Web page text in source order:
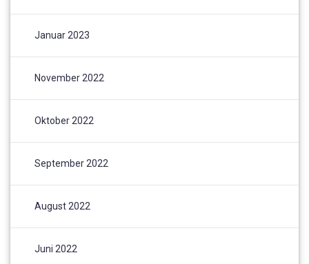
Januar 2023
November 2022
Oktober 2022
September 2022
August 2022
Juni 2022